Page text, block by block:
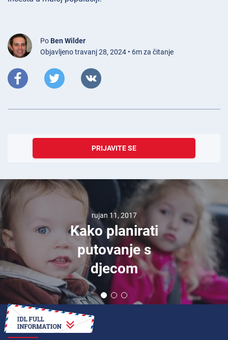
Po Ben Wilder
Objavljeno travanj 28, 2024 • 6m za čitanje
PRIJAVITE SE
rujan 11, 2017
Kako planirati
putovanje s
djecom
KAKO DA